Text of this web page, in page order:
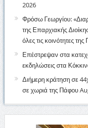
2026
Φρόσω Γεωργίου:
της Επαρχιακής
όλες τις κοινότητες
Επέστρεψαν στα
εκδηλώσεις στα
Διήμερη κράτηση σε
σε χωριά της Πάφου